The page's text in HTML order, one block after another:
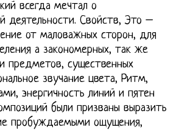
всегда мечтал о
деятельности. Свойств, Это –
от маловажных сторон, для
а закономерных, так же
предметов, существенных
звучание цвета, Ритм,
энергичность линий и пятен
были призваны выразить
пробуждаемыми ощущения,